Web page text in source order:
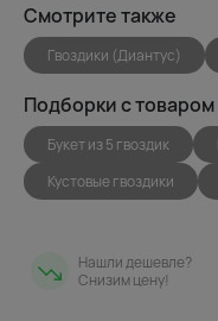
Смотрите также
Гвоздики (Диантус)
Подборки с товаром
Букет из 5 гвоздик
Кустовые гвоздики
Нашли дешевле?
Снизим цену!